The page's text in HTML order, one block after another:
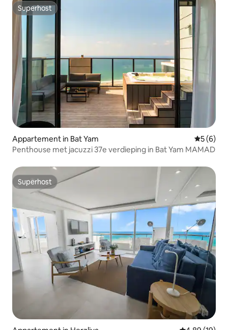
Superhost
Superhost
Appartement in Bat Yam
5 (6)
Penthouse met jacuzzi 37e verdieping in Bat Yam MAMAD
Superhost
Superhost